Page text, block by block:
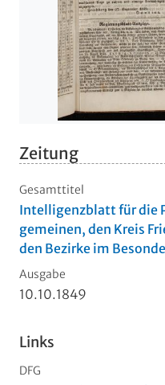
Zeitung
Gesamttitel
Intelligenzblatt für die
gemeinen, den Kreis
den Bezirke im
Ausgabe
10.10.1849
Links
DFG